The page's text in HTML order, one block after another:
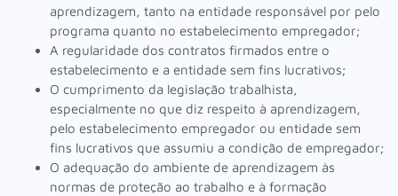
aprendizagem, tanto na entidade responsável por pelo
programa quanto no estabelecimento empregador;
A regularidade dos contratos firmados entre o
estabelecimento e a entidade sem fins lucrativos;
O cumprimento da legislação trabalhista,
especialmente no que diz respeito à aprendizagem,
pelo estabelecimento empregador ou entidade sem
fins lucrativos que assumiu a condição de empregador;
O adequação do ambiente de aprendizagem às
normas de proteção ao trabalho e à formação